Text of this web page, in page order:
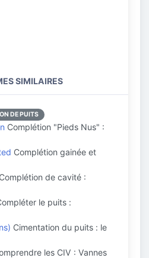
SIMILAIRES
DE PUITS
Complétion "Pieds Nus" :
Complétion gainée et
Complétion de cavité :
le puits :
Cimentation du puits : le
les CIV : Vannes